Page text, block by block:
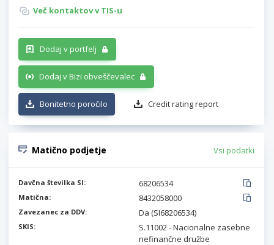
Več kontaktov v TIS-u
Dodaj v portfelj
Dodaj v Bizi obveščevalec
Bonitetno poročilo Credit rating report
Matično podjetje Vsi podatki
Davčna številka SI: 68206534
Matična: 8432058000
Zavezanec za DDV: Da (SI68206534)
SKIS:
S.11002 - Nacionalne zasebne
nefinančne družbe